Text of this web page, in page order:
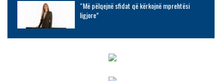
“Më pëlqejnë sfidat që kërkojnë mprehtësi
ligjore”